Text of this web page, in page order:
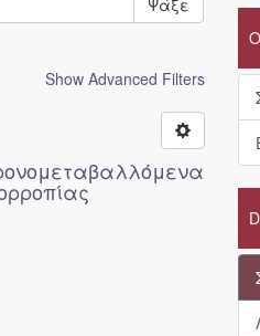
Ψάξε
Show Advanced Filters